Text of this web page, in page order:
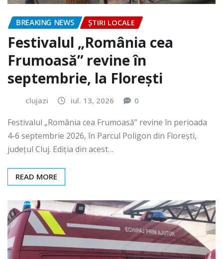
BREAKING NEWS ȘTIRI LOCALE
Festivalul „România cea
Frumoasă” revine în
septembrie, la Florești
clujazi iul. 13, 2026 0
Festivalul „România cea Frumoasă” revine în perioada
4-6 septembrie 2026, în Parcul Poligon din Floreşti,
județul Cluj. Ediția din acest…
READ MORE